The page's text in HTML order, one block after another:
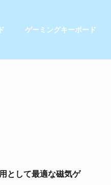
ゲーミングキーボード
として最適な磁気ゲ